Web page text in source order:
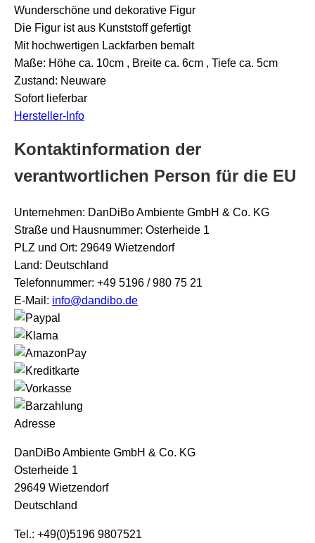
Wunderschöne und dekorative Figur
Die Figur ist aus Kunststoff gefertigt
Mit hochwertigen Lackfarben bemalt
Maße: Höhe ca. 10cm , Breite ca. 6cm , Tiefe ca. 5cm
Zustand: Neuware
Sofort lieferbar
Hersteller-Info
Kontaktinformation der
verantwortlichen Person für die EU
Unternehmen: DanDiBo Ambiente GmbH & Co. KG
Straße und Hausnummer: Osterheide 1
PLZ und Ort: 29649 Wietzendorf
Land: Deutschland
Telefonnummer: +49 5196 / 980 75 21
E-Mail: info@dandibo.de
Adresse
DanDiBo Ambiente GmbH & Co. KG
Osterheide 1
29649 Wietzendorf
Deutschland
Tel.: +49(0)5196 9807521